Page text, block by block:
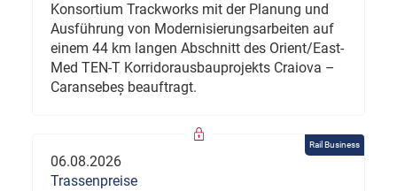
Konsortium Trackworks mit der Planung und
Ausführung von Modernisierungsarbeiten auf
einem 44 km langen Abschnitt des Orient/East-
Med TEN-T Korridorausbauprojekts Craiova –
Caransebeș beauftragt.
Rail Business
06.08.2026
Trassenpreise